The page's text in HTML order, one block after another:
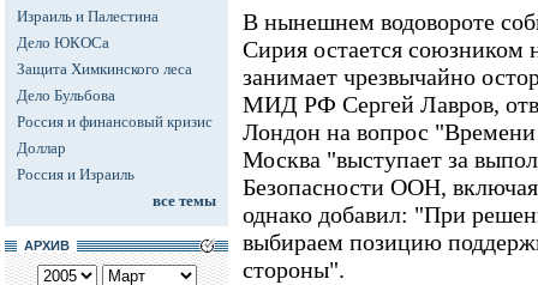
Израиль и Палестина
Дело ЮКОСа
Защита Химкинского леса
Дело Бульбова
Россия и финансовый кризис
Доллар
Россия и Израиль
все темы
АРХИВ
В нынешнем водовороте
Сирия остается союзником
занимает чрезвычайно
МИД РФ Сергей Лавров,
Лондон на вопрос "Времени
Москва "выступает за
Безопасности ООН,
однако добавил: "При
выбираем позицию
стороны".